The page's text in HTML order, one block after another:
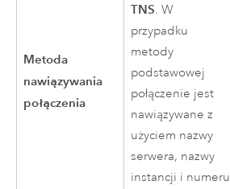
Metoda
nawiązywania
połączenia
TNS. W
przypadku
metody
podstawowej
połączenie jest
nawiązywane z
użyciem nazwy
serwera, nazwy
instancji i numeru